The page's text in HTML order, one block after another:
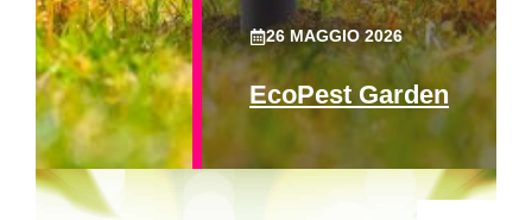
26 MAGGIO 2026
EcoPest Garden